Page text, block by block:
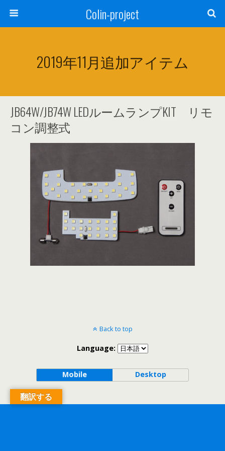
Colin-project
2019年11月追加アイテム
JB64W/JB74W LEDルームランプKIT リモ
コン調整式
Back to top
Language:
Mobile Desktop
翻訳する